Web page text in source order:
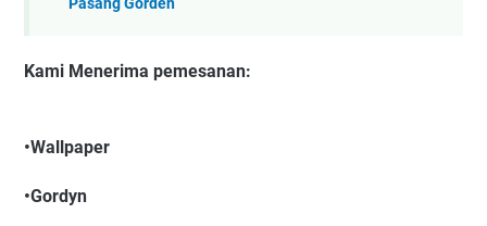
Pasang Gorden
Kami Menerima pemesanan:
•Wallpaper
•Gordyn